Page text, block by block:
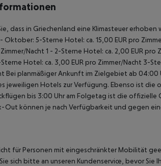
dass in Griechenland eine Klimasteuer
Oktober: 5-Sterne Hotel: ca. 15,00 EUR pro
Nacht 1 - 2-Sterne Hotel: ca. 2,00 EUR pro
Hotel: ca. 3,00 EUR pro Zimmer/Nacht 3-
Bei planmäßiger Ankunft im Zielgebiet ab
jeweiligen Hotels zur Verfügung. Ebenso ist
bis 3:00 Uhr am Folgetag ist die
Out können je nach Verfügbarkeit und gegen
für Personen mit eingeschränkter Mobilität
sich bitte an unseren Kundenservice, bevor Sie